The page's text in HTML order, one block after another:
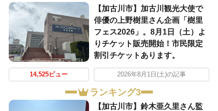
【加古川市】加古川観光大使で
俳優の上野樹里さん企画「樹里
フェス2026」。8月1日（土）よ
りチケット販売開始！市民限定
割引チケットあります。
14,525ビュー 2026年8月1日(土)の記事
ランキング3
【加古川市】鈴木亜久里さん監